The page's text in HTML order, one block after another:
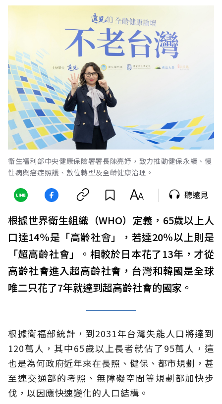
衛生福利部中央健康保險署署長陳亮妤，致力推動健保永續、慢
性病與癌症照護、數位轉型及全齡健康治理。
聽遠見
根據世界衛生組織（WHO）定義，65歲以上人
口達14％是「高齡社會」，若達20％以上則是
「超高齡社會」。相較於日本花了13年，才從
高齡社會進入超高齡社會，台灣和韓國是全球
唯二只花了7年就達到超高齡社會的國家。
根據衛福部統計，到2031年台灣失能人口將達到
120萬人，其中65歲以上長者就佔了95萬人，這
也是為何政府近年來在長照、健保、都市規劃，甚
至連交通部的考照、無障礙空間等規劃都加快步
伐，以因應快速變化的人口結構。